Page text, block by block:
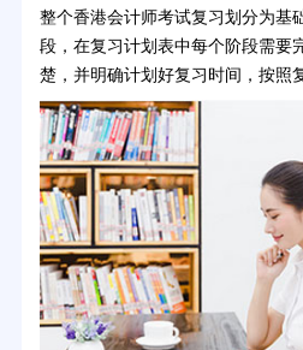
整个香港会计师考试复习划分为基
段，在复习计划表中每个阶段需要
楚，并明确计划好复习时间，按照